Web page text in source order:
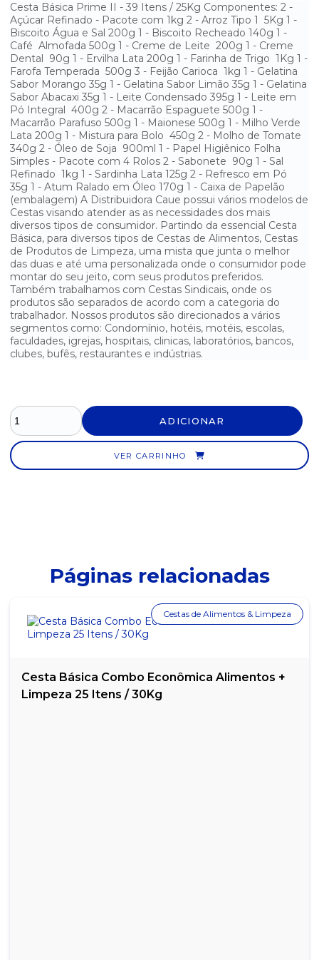
Cesta Básica Prime II - 39 Itens / 25Kg Componentes: 2 -
Açúcar Refinado - Pacote com 1kg 2 - Arroz Tipo 1 5Kg 1 -
Biscoito Água e Sal 200g 1 - Biscoito Recheado 140g 1 -
Café Almofada 500g 1 - Creme de Leite 200g 1 - Creme
Dental 90g 1 - Ervilha Lata 200g 1 - Farinha de Trigo 1Kg 1 -
Farofa Temperada 500g 3 - Feijão Carioca 1kg 1 - Gelatina
Sabor Morango 35g 1 - Gelatina Sabor Limão 35g 1 - Gelatina
Sabor Abacaxi 35g 1 - Leite Condensado 395g 1 - Leite em
Pó Integral 400g 2 - Macarrão Espaguete 500g 1 -
Macarrão Parafuso 500g 1 - Maionese 500g 1 - Milho Verde
Lata 200g 1 - Mistura para Bolo 450g 2 - Molho de Tomate
340g 2 - Óleo de Soja 900ml 1 - Papel Higiênico Folha
Simples - Pacote com 4 Rolos 2 - Sabonete 90g 1 - Sal
Refinado 1kg 1 - Sardinha Lata 125g 2 - Refresco em Pó
35g 1 - Atum Ralado em Óleo 170g 1 - Caixa de Papelão
(embalagem) A Distribuidora Caue possui vários modelos de
Cestas visando atender as as necessidades dos mais
diversos tipos de consumidor. Partindo da essencial Cesta
Básica, para diversos tipos de Cestas de Alimentos, Cestas
de Produtos de Limpeza, uma mista que junta o melhor
das duas e até uma personalizada onde o consumidor pode
montar do seu jeito, com seus produtos preferidos.
Também trabalhamos com Cestas Sindicais, onde os
produtos são separados de acordo com a categoria do
trabalhador. Nossos produtos são direcionados a vários
segmentos como: Condomínio, hotéis, motéis, escolas,
faculdades, igrejas, hospitais, clinicas, laboratórios, bancos,
clubes, bufês, restaurantes e indústrias.
ADICIONAR
VER CARRINHO
Páginas relacionadas
Cesta Básica Combo Econômica Alimentos +
Limpeza 25 Itens / 30Kg
Cestas de Alimentos & Limpeza